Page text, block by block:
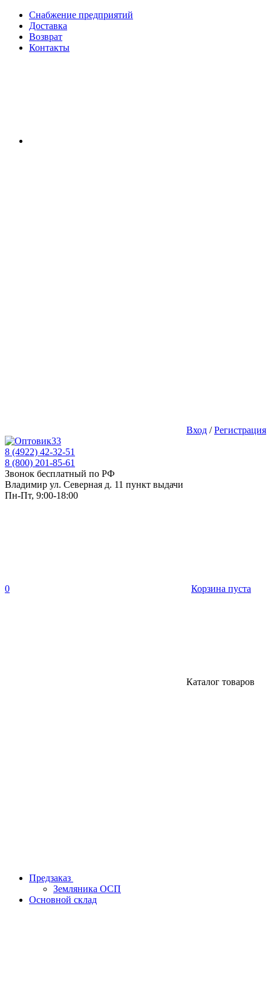
Снабжение предприятий
Доставка
Возврат
Контакты
Вход /Регистрация
8 (4922) 42-32-51
8 (800) 201-85-61
Звонок бесплатный по РФ
Владимир ул. Северная д. 11 пункт выдачи
Пн-Пт, 9:00-18:00
0 Корзина пуста
Каталог товаров
Предзаказ
Земляника ОСП
Основной склад